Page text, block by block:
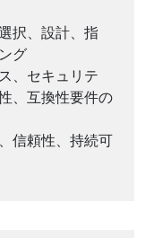
択、設計、指
グ
、セキュリテ
、互換性要件の
信頼性、持続可